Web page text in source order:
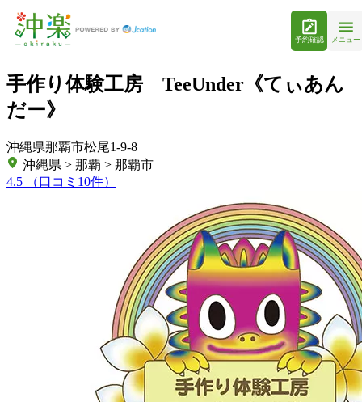
予約確認 メニュー
手作り体験工房 TeeUnder《てぃあん
だー》
沖縄県那覇市松尾1-9-8
沖縄県 > 那覇 > 那覇市
4.5
（口コミ10件）